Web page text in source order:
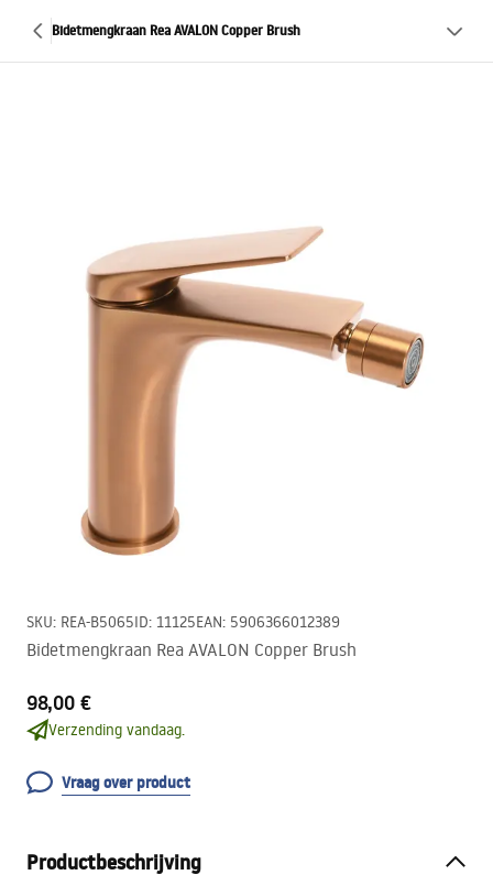
Bidetmengkraan Rea AVALON Copper Brush
SKU: REA-B5065ID: 11125EAN: 5906366012389
Bidetmengkraan Rea AVALON Copper Brush
98,00 €
Verzending vandaag.
Vraag over product
Productbeschrijving